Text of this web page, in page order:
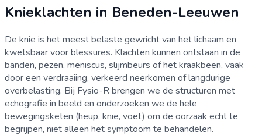
Knieklachten in Beneden-Leeuwen
De knie is het meest belaste gewricht van het lichaam en
kwetsbaar voor blessures. Klachten kunnen ontstaan in de
banden, pezen, meniscus, slijmbeurs of het kraakbeen, vaak
door een verdraaiing, verkeerd neerkomen of langdurige
overbelasting. Bij Fysio-R brengen we de structuren met
echografie in beeld en onderzoeken we de hele
bewegingsketen (heup, knie, voet) om de oorzaak echt te
begrijpen, niet alleen het symptoom te behandelen.